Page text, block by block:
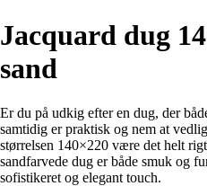
Jacquard dug
sand
Er du på udkig efter en dug, der
samtidig er praktisk og nem at
størrelsen 140×220 være det helt
sandfarvede dug er både smuk og
sofistikeret og elegant touch.